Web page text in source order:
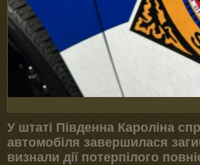
У штаті Південна Кароліна
автомобіля завершилася
визнали дії потерпілого